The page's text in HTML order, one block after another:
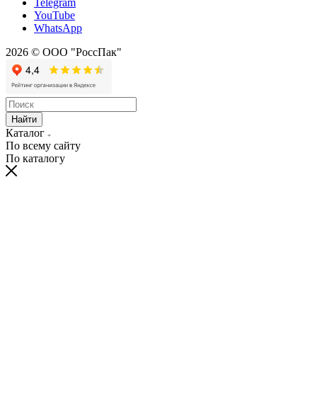
Telegram
YouTube
WhatsApp
2026 © ООО "РоссПак"
Найти
Каталог
По всему сайту
По каталогу